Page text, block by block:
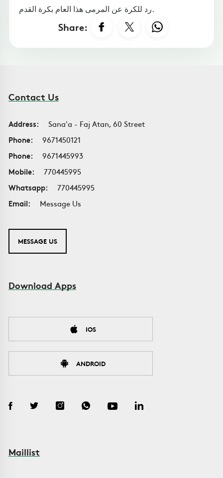
رد للكرة عن المرمى هذا العام بكرة القدم.
Share:
Contact Us
Address:
Sana'a - Faj Atan, 60 Street
Phone:
9671450121
Phone:
9671445993
Mobile:
770445995
Whatsapp:
770445995
Email:
Message Us
MESSAGE US
Download Apps
IOS
ANDROID
Maillist